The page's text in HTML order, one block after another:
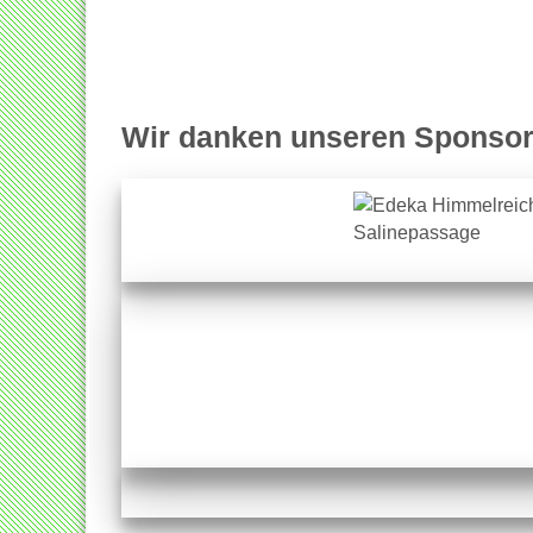
Wir danken unseren